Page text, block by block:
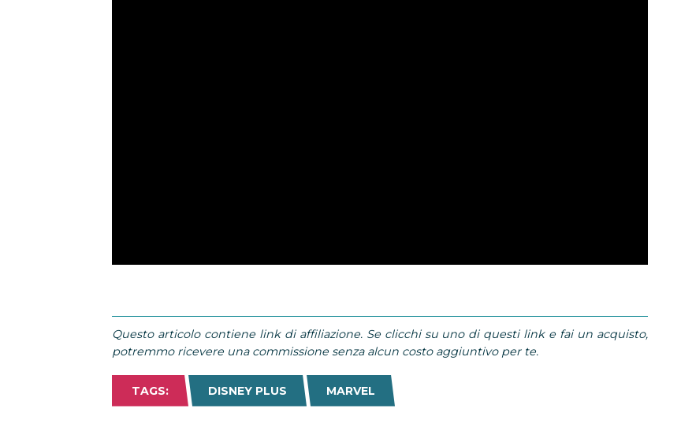
Questo articolo contiene link di affiliazione. Se clicchi su uno di questi link e fai un acquisto,
potremmo ricevere una commissione senza alcun costo aggiuntivo per te.
TAGS: DISNEY PLUS MARVEL